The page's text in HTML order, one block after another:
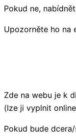
Pokud ne,
Upozorněte ho na
Zde na webu je k
(lze ji vyplnit
Pokud bude